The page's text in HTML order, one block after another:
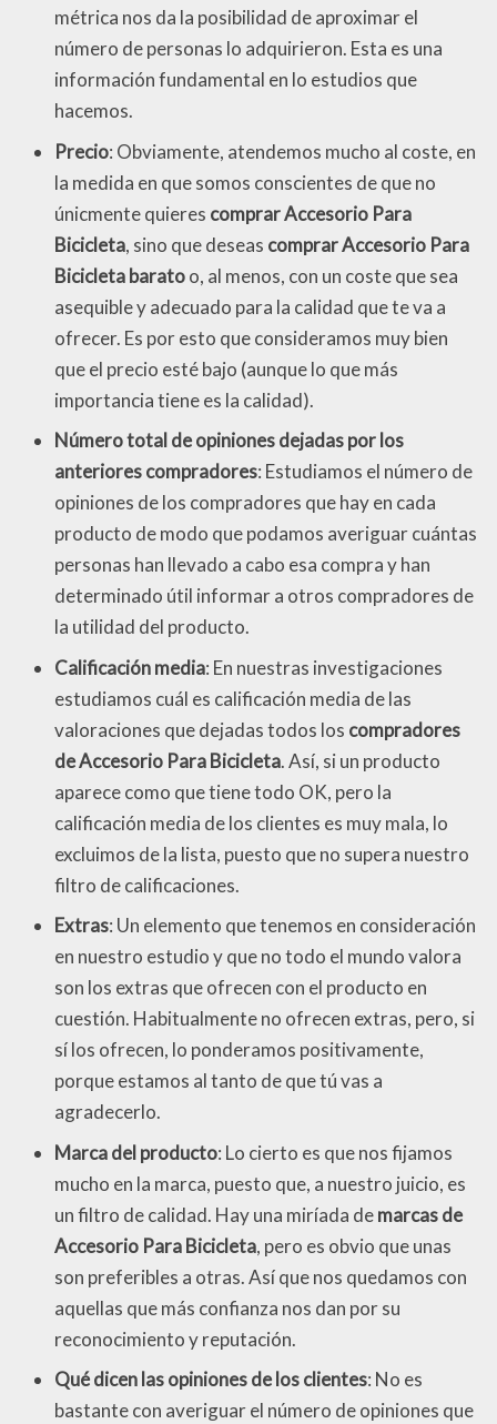
métrica nos da la posibilidad de aproximar el
número de personas lo adquirieron. Esta es una
información fundamental en lo estudios que
hacemos.
Precio: Obviamente, atendemos mucho al coste, en
la medida en que somos conscientes de que no
únicmente quieres comprar Accesorio Para
Bicicleta, sino que deseas comprar Accesorio Para
Bicicleta baratoo, al menos, con un coste que sea
asequible y adecuado para la calidad que te va a
ofrecer. Es por esto que consideramos muy bien
que el precio esté bajo (aunque lo que más
importancia tiene es la calidad).
Número total de opiniones dejadas por los
anteriores compradores: Estudiamos el número de
opiniones de los compradores que hay en cada
producto de modo que podamos averiguar cuántas
personas han llevado a cabo esa compra y han
determinado útil informar a otros compradores de
la utilidad del producto.
Calificación media: En nuestras investigaciones
estudiamos cuál es calificación media de las
valoraciones que dejadas todos los compradores
de Accesorio Para Bicicleta. Así, si un producto
aparece como que tiene todo OK, pero la
calificación media de los clientes es muy mala, lo
excluimos de la lista, puesto que no supera nuestro
filtro de calificaciones.
Extras: Un elemento que tenemos en consideración
en nuestro estudio y que no todo el mundo valora
son los extras que ofrecen con el producto en
cuestión. Habitualmente no ofrecen extras, pero, si
sí los ofrecen, lo ponderamos positivamente,
porque estamos al tanto de que tú vas a
agradecerlo.
Marca del producto: Lo cierto es que nos fijamos
mucho en la marca, puesto que, a nuestro juicio, es
un filtro de calidad. Hay una miríada demarcas de
Accesorio Para Bicicleta, pero es obvio que unas
son preferibles a otras. Así que nos quedamos con
aquellas que más confianza nos dan por su
reconocimiento y reputación.
Qué dicen las opiniones de los clientes: No es
bastante con averiguar el número de opiniones que